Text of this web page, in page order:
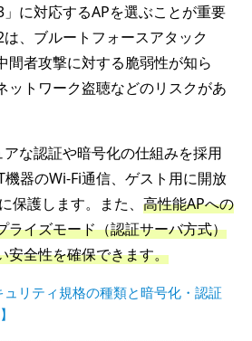
に対応するAPを選ぶことが重要
、ブルートフォースアタック
間者攻撃に対する脆弱性が知ら
ットワーク盗聴などのリスクがあ
な認証や暗号化の仕組みを採用
機器のWi-Fi通信、ゲスト用に開放
保護します。また、 高性能APへの
ライズモード（認証サーバ方式）
安全性を確保できます。
ュリティ規格の種類と暗号化・認証